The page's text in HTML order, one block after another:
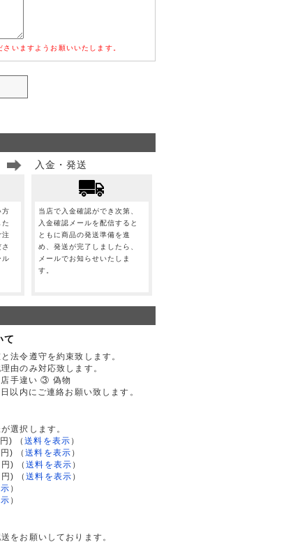
いますようお願いいたします。
方
注
ル
入金・発送
当店で入金確認ができ次第、
入金確認メールを配信すると
ともに商品の発送準備を進
め、発送が完了しましたら、
メールでお知らせいたしま
す。
て
法令遵守を約束致します。
由のみ対応致します。
手違い ③ 偽物
以内にご連絡お願い致します。
選択します。
)
（送料を表示 ）
)
（送料を表示 ）
)
（送料を表示 ）
)
（送料を表示 ）
）
）
をお願いしております。